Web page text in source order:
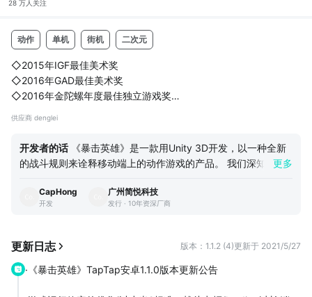
28 万人 关注
动作 单机 街机 二次元
◇2015年IGF最佳美术奖
◇2016年GAD最佳美术奖
◇2016年金陀螺年度最佳独立游戏奖
◇诚意单机大作——PlayStation 4/Xbox one/Steam同步发行中
◇这是一款强调热血趣味的策略闯关式独立游戏。
◇以“可操作的动画电影”为核心理念，游戏采用日式动漫风格的战
◇在游戏音乐...
供应商 denglei
开发者的话
《暴击英雄》是一款用Unity 3D开发，以一种全新
的战斗规则来诠释移动端上的动作游戏的产品。 我们深知这种
是我们认为只有全身心的投入与尝试，才能成就伟大的作品。所
以，我们全体开发组义无反顾的开始了这一场冒险。 在开发过
躇，我们最终还是一步步的挺了过来。能为TapTap的用户带来
一款战斗表现如此热血，战斗体验如此独特的产品，我们感到非
常的开心与自豪。 我们非常期待能得到TapTap这种优质平台上
更多
CapHong
开发
广州简悦科技
发行 · 10年资深厂商
更新日志 版本：1.1.2 (4)更新于 2021/5/27
·《暴击英雄》TapTap安卓1.1.0版本更新公告